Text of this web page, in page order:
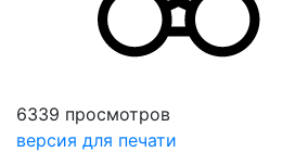
6339 просмотров
версия для печати